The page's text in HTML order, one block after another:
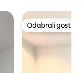
Odabrali gosti
Odabrali gosti